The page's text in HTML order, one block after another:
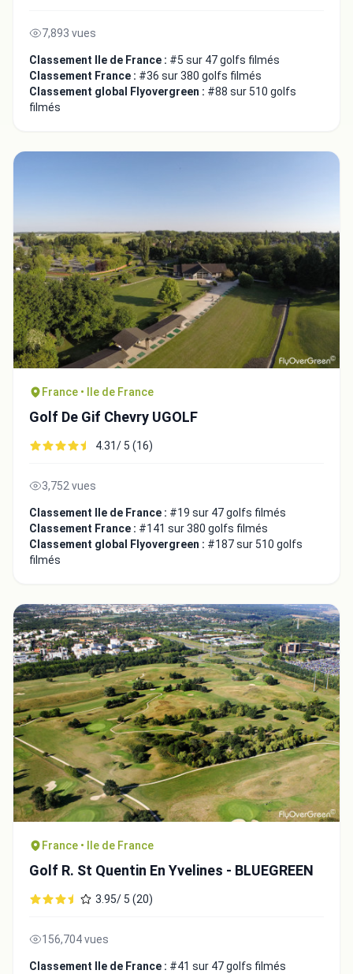
7,893 vues
Classement Ile de France : #5 sur 47 golfs filmés
Classement France : #36 sur 380 golfs filmés
Classement global Flyovergreen : #88 sur 510 golfs
filmés
France • Ile de France
Golf De Gif Chevry UGOLF
4.31/ 5 (16)
3,752 vues
Classement Ile de France : #19 sur 47 golfs filmés
Classement France : #141 sur 380 golfs filmés
Classement global Flyovergreen : #187 sur 510 golfs
filmés
France • Ile de France
Golf R. St Quentin En Yvelines - BLUEGREEN
3.95/ 5 (20)
156,704 vues
Classement Ile de France : #41 sur 47 golfs filmés